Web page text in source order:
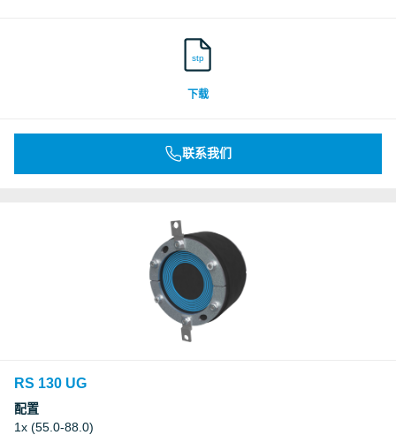
stp
下载
联系我们
RS 130 UG
配置
1x (55.0-88.0)